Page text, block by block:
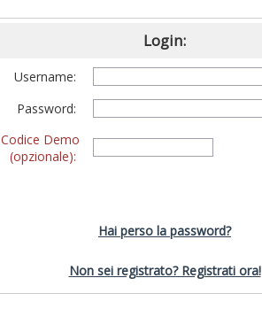
Login:
Username:
Password:
Codice Demo
(opzionale):
Hai perso la password?
Non sei registrato? Registrati ora!